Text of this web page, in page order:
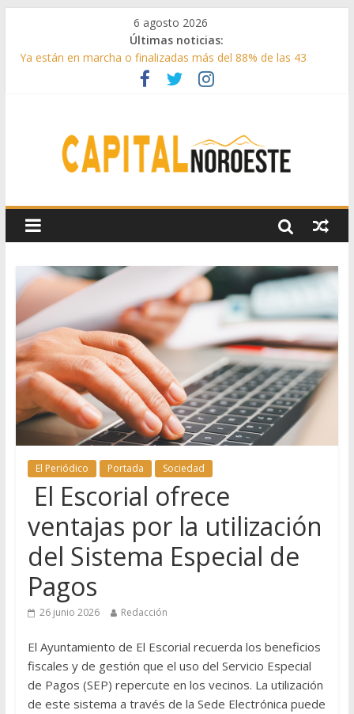
6 agosto 2026
Últimas noticias:
Ya están en marcha o finalizadas más del 88% de las 43
medidas urgentes para reconstruir la Sierra Oeste
Cerca de 33.000 asistentes en los espectáculos de la
kilos de forraje a las ganaderías afectadas por los incendios
de la Sierra Oeste
Guadarrama abre matricula 2026-2027 del Aula de
Humanidades
El Periódico Portada Sociedad
El Escorial ofrece
ventajas por la utilización
del Sistema Especial de
Pagos
26 junio 2026 Redacción
El Ayuntamiento de El Escorial recuerda los beneficios
fiscales y de gestión que el uso del Servicio Especial
de Pagos (SEP) repercute en los vecinos. La utilización
de este sistema a través de la Sede Electrónica puede